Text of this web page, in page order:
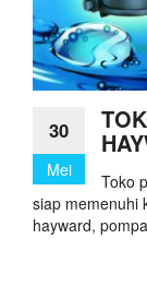
30
Mei
Toko
siap memenuhi
hayward,